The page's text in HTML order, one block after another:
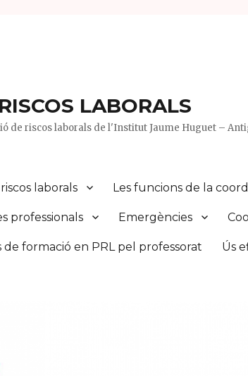
LABORALS
de riscos laborals de l'Institut Jaume Huguet –
laborals Les funcions de la
professionals Emergències
de formació en PRL pel professorat Ús